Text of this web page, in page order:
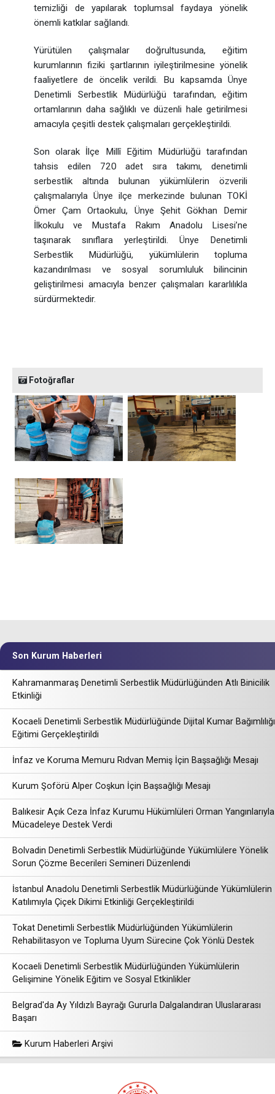
temizliği de yapılarak toplumsal faydaya yönelik
önemli katkılar sağlandı.
Yürütülen çalışmalar doğrultusunda, eğitim
kurumlarının fiziki şartlarının iyileştirilmesine yönelik
faaliyetlere de öncelik verildi. Bu kapsamda Ünye
Denetimli Serbestlik Müdürlüğü tarafından, eğitim
ortamlarının daha sağlıklı ve düzenli hale getirilmesi
amacıyla çeşitli destek çalışmaları gerçekleştirildi.
Son olarak İlçe Millî Eğitim Müdürlüğü tarafından
tahsis edilen 720 adet sıra takımı, denetimli
serbestlik altında bulunan yükümlülerin özverili
çalışmalarıyla Ünye ilçe merkezinde bulunan TOKİ
Ömer Çam Ortaokulu, Ünye Şehit Gökhan Demir
İlkokulu ve Mustafa Rakım Anadolu Lisesi’ne
taşınarak sınıflara yerleştirildi. Ünye Denetimli
Serbestlik Müdürlüğü, yükümlülerin topluma
kazandırılması ve sosyal sorumluluk bilincinin
geliştirilmesi amacıyla benzer çalışmaları kararlılıkla
sürdürmektedir.
Fotoğraflar
Son Kurum Haberleri
Kahramanmaraş Denetimli Serbestlik Müdürlüğünden Atlı Binicilik
Etkinliği
Kocaeli Denetimli Serbestlik Müdürlüğünde Dijital Kumar Bağımlılığı
Eğitimi Gerçekleştirildi
İnfaz ve Koruma Memuru Rıdvan Memiş İçin Başsağlığı Mesajı
Kurum Şoförü Alper Coşkun İçin Başsağlığı Mesajı
Balıkesir Açık Ceza İnfaz Kurumu Hükümlüleri Orman Yangınlarıyla
Mücadeleye Destek Verdi
Bolvadin Denetimli Serbestlik Müdürlüğünde Yükümlülere Yönelik
Sorun Çözme Becerileri Semineri Düzenlendi
İstanbul Anadolu Denetimli Serbestlik Müdürlüğünde Yükümlülerin
Katılımıyla Çiçek Dikimi Etkinliği Gerçekleştirildi
Tokat Denetimli Serbestlik Müdürlüğünden Yükümlülerin
Rehabilitasyon ve Topluma Uyum Sürecine Çok Yönlü Destek
Kocaeli Denetimli Serbestlik Müdürlüğünden Yükümlülerin
Gelişimine Yönelik Eğitim ve Sosyal Etkinlikler
Belgrad'da Ay Yıldızlı Bayrağı Gururla Dalgalandıran Uluslararası
Başarı
Kurum Haberleri Arşivi